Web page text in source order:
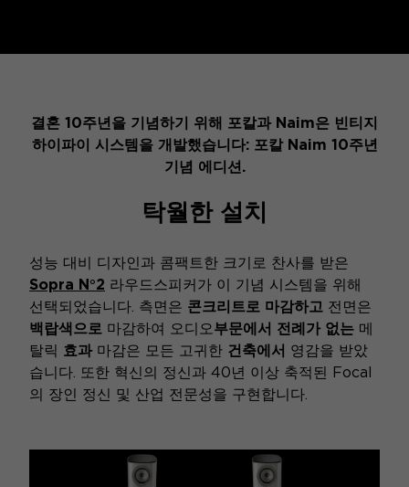
결혼 10주년을 기념하기 위해 포칼과 Naim은 빈티지
하이파이 시스템을 개발했습니다: 포칼 Naim 10주년
기념 에디션.
탁월한 설치
성능 대비 디자인과 콤팩트한 크기로 찬사를 받은
Sopra N°2 라우드스피커가 이 기념 시스템을 위해
선택되었습니다. 측면은 콘크리트로 마감하고 전면은
백랍색으로 마감하여 오디오부문에서 전례가 없는 메
탈릭 효과마감은 모든 고귀한 건축에서 영감을 받았
습니다. 또한 혁신의 정신과 40년 이상 축적된 Focal
의 장인 정신 및 산업 전문성을 구현합니다.